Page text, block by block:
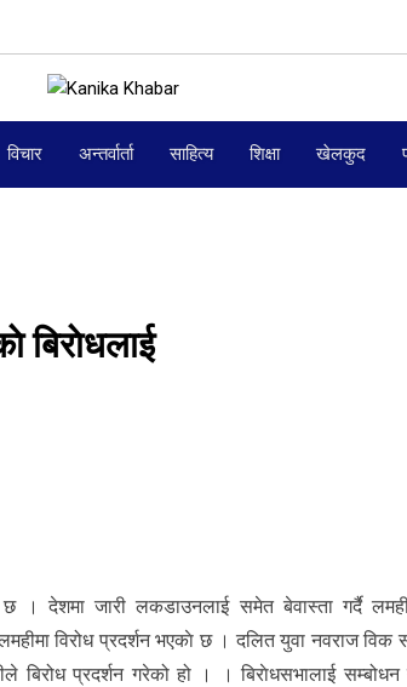
विचार अन्तर्वार्ता साहित्य शिक्षा खेलकुद
देशमा जारी लकडाउनलाई समेत बेवास्ता गर्दै
विरोध प्रदर्शन भएकाे छ । दलित युवा नवराज विक
प्रदर्शन गरेको हो । । बिराेधसभालाई सम्बोधन